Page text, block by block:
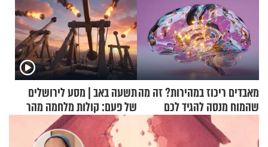
מאבדים ריכוז במהירות? זה מה
שהמוח מנסה להגיד לכם
תשעה באב | מסע לירושלים
של פעם: קולות מלחמה מהר
הזיתים